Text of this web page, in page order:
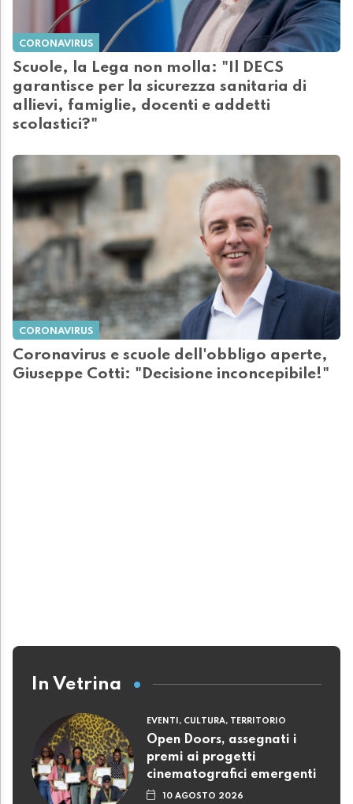
CORONAVIRUS
Scuole, la Lega non molla: "Il DECS
garantisce per la sicurezza sanitaria di
allievi, famiglie, docenti e addetti
scolastici?"
CORONAVIRUS
Coronavirus e scuole dell'obbligo aperte,
Giuseppe Cotti: "Decisione inconcepibile!"
In Vetrina
EVENTI, CULTURA, TERRITORIO
Open Doors, assegnati i
premi ai progetti
cinematografici emergenti
10 AGOSTO 2026